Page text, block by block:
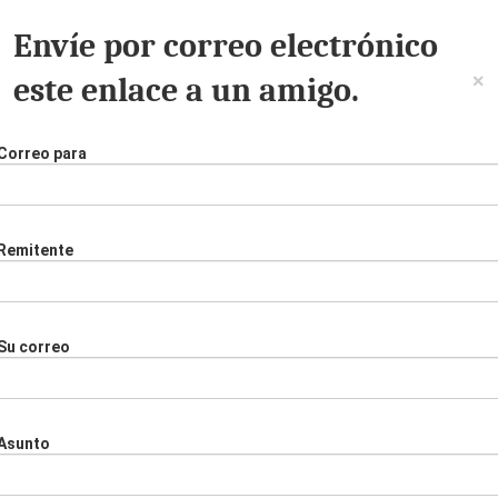
Envíe por correo electrónico
este enlace a un amigo.
×
para
correo